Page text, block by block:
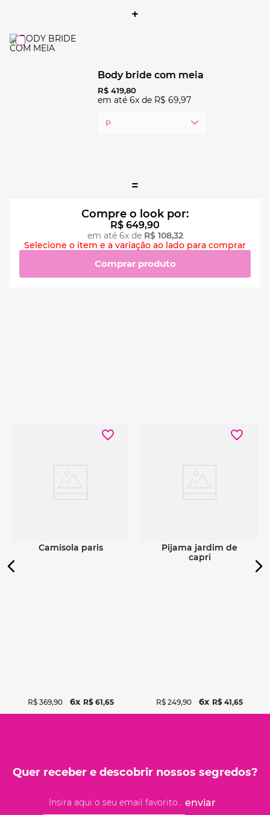
+
body bride com meia
R$ 419,80
em até 6x de R$ 69,97
P
=
Compre o look por:
R$ 649,90
em até 6x de R$ 108,32
Selecione o item e a variação ao lado para comprar
Comprar produto
camisola paris
R$ 369,90 6 R$ 61,65
pijama jardim de
capri
R$ 249,90 6 R$ 41,65
Quer receber e descobrir nossos segredos?
enviar